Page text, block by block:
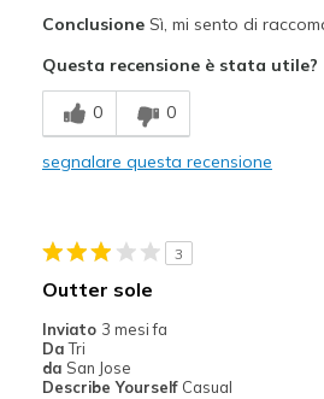
Sizing
Feels full size
View On Shoes
Shoes are for
ConclusioneSì, mi sento di
Questa recensione è stata utile?
0 0
segnalare questa recensione
3
Outter sole
Inviato 3 mesi fa
Da Tri
da San Jose
Describe Yourself Casual